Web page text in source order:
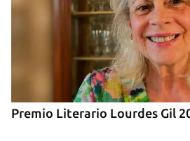
Premio Literario Lourdes Gil